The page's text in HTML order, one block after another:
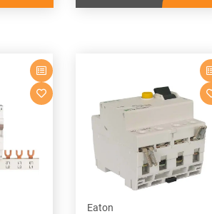
Eaton